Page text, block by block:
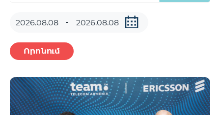
Որոնում